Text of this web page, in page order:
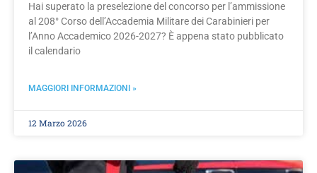
Hai superato la preselezione del concorso per l’ammissione
al 208° Corso dell’Accademia Militare dei Carabinieri per
l’Anno Accademico 2026-2027? È appena stato pubblicato
il calendario
MAGGIORI INFORMAZIONI »
12 Marzo 2026